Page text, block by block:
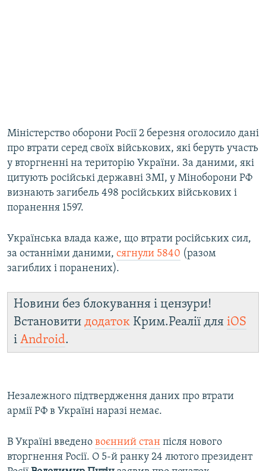
Міністерство оборони Росії 2 березня оголосило дані
про втрати серед своїх військових, які беруть участь
у вторгненні на територію України. За даними, які
цитують російські державні ЗМІ, у Міноборони РФ
визнають загибель 498 російських військових і
поранення 1597.
Українська влада каже, що втрати російських сил,
за останніми даними, сягнули 5840 (разом
загиблих і поранених).
Новини без блокування і цензури!
Встановити додаток Крим.Реалії для iOS
і Android.
Незалежного підтвердження даних про втрати
армії РФ в Україні наразі немає.
В Україні введено воєнний стан після нового
вторгнення Росії. О 5-й ранку 24 лютого президент